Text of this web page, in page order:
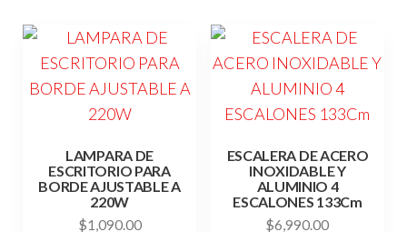
LAMPARA DE
ESCRITORIO PARA
BORDE AJUSTABLE A
220W
$1,090.00
ESCALERA DE ACERO
INOXIDABLE Y
ALUMINIO 4
ESCALONES 133Cm
$6,990.00